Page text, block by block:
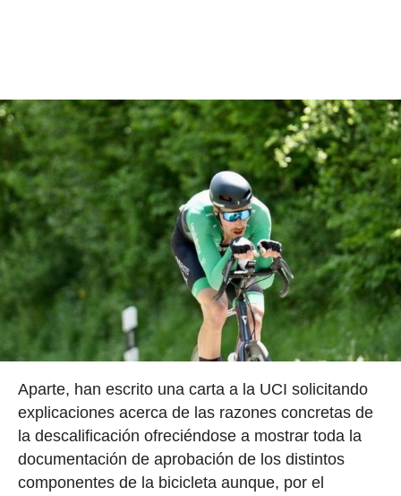
Aparte, han escrito una carta a la UCI solicitando
explicaciones acerca de las razones concretas de
la descalificación ofreciéndose a mostrar toda la
documentación de aprobación de los distintos
componentes de la bicicleta aunque, por el